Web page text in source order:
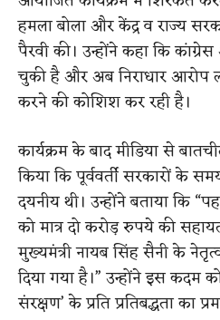
हमला बोला और केंद्र व राज्य
पैरवी की। उन्होंने कहा कि
चुकी है और अब निराधार आरोप
करने की कोशिश कर रही है।
कार्यक्रम के बाद मीडिया से
किया कि पूर्ववर्ती सरकारों के
दयनीय थी। उन्होंने बताया कि
को मात्र दो करोड़ रुपये की
मुख्यमंत्री नायब सिंह सैनी के
दिया गया है।” उन्होंने इस कदम
संरक्षण’ के प्रति प्रतिबद्धता का